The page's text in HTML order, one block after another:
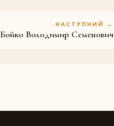
НАСТУПНИЙ →
Бойко Володимир Семенович